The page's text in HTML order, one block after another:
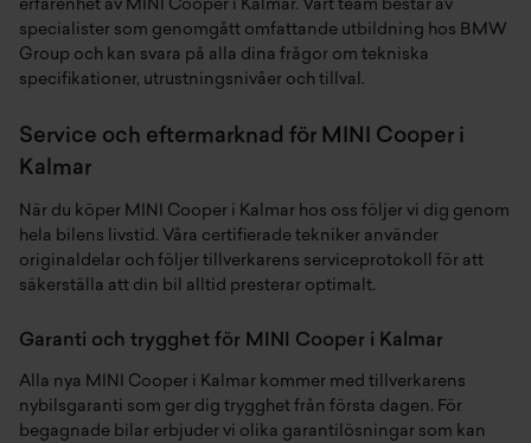
erfarenhet av MINI Cooper i Kalmar. Vårt team består av
specialister som genomgått omfattande utbildning hos BMW
Group och kan svara på alla dina frågor om tekniska
specifikationer, utrustningsnivåer och tillval.
Service och eftermarknad för MINI Cooper i
Kalmar
När du köper MINI Cooper i Kalmar hos oss följer vi dig genom
hela bilens livstid. Våra certifierade tekniker använder
originaldelar och följer tillverkarens serviceprotokoll för att
säkerställa att din bil alltid presterar optimalt.
Garanti och trygghet för MINI Cooper i Kalmar
Alla nya MINI Cooper i Kalmar kommer med tillverkarens
nybilsgaranti som ger dig trygghet från första dagen. För
begagnade bilar erbjuder vi olika garantilösningar som kan